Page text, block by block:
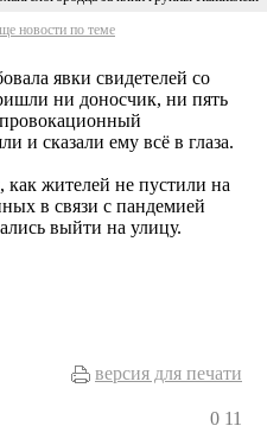
новости по теме
явки свидетелей со
ни доносчик, ни пять
и сказали ему всё в глаза.
как жителей не пустили на
в связи с пандемией
выйти на улицу.
версия для печати
0 11